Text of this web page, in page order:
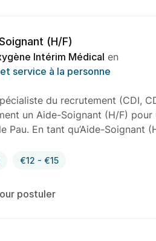
(H/F)
Intérim Médical en
service à la personne
du recrutement (CDI,
un Aide-Soignant (H/F)
Pau. En tant qu’Aide-Soignant
€12 - €15
postuler